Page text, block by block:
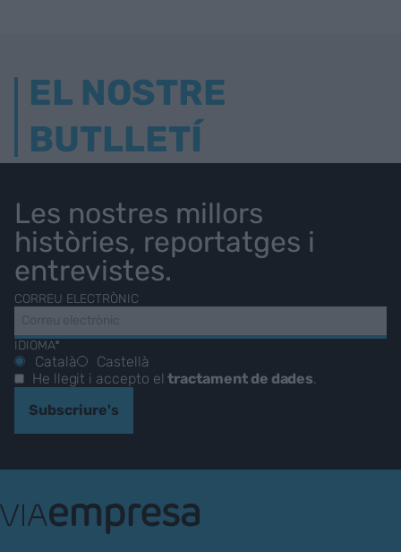
EL NOSTRE
BUTLLETÍ
Les nostres millors
històries, reportatges i
entrevistes.
CORREU ELECTRÒNIC
IDIOMA*
Català
Castellà
He llegit i accepto eltractament de dades.
Subscriure's